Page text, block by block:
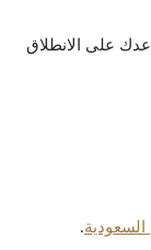
على الانطلاق
.